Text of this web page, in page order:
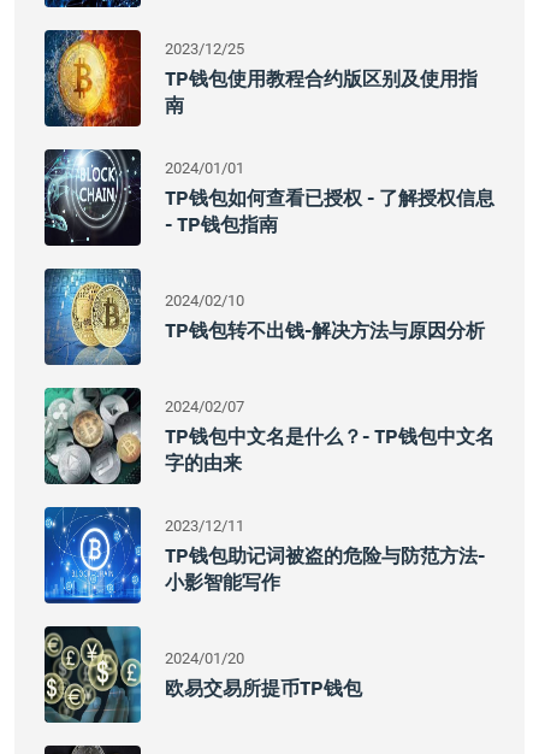
2023/12/25
TP钱包使用教程合约版区别及使用指
南
2024/01/01
TP钱包如何查看已授权 - 了解授权信息
- TP钱包指南
2024/02/10
TP钱包转不出钱-解决方法与原因分析
2024/02/07
TP钱包中文名是什么？- TP钱包中文名
字的由来
2023/12/11
TP钱包助记词被盗的危险与防范方法-
小影智能写作
2024/01/20
欧易交易所提币TP钱包